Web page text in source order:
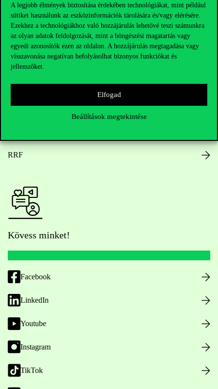
A legjobb élmények biztosítása érdekében technológiákat, mint például
sütiket használunk az eszközinformációk tárolására és/vagy elérésére.
Ezekhez a technológiákhoz való hozzájárulás lehetővé teszi számunkra
az olyan adatok feldolgozását, mint a böngészési magatartás vagy
egyedi azonosítók ezen az oldalon. A hozzájárulás megtagadása vagy
visszavonása negatívan befolyásolhat bizonyos funkciókat és
jellemzőket.
Elfogad
Beállítások megtekintése
Nyitvatartás
Házirend
Közérdekű adatok
Karrier
RRF
Kövess minket!
Facebook
LinkedIn
Youtube
Instagram
TikTok